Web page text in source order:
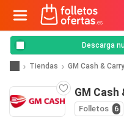
Descarga
Tiendas GM Cash & Carry
GM Cash
Folletos 6